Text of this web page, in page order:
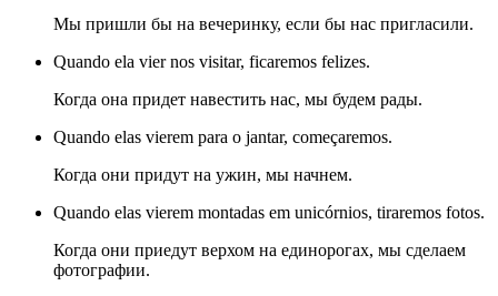
Мы пришли бы на вечеринку, если бы нас пригласили.
Quando ela vier nos visitar, ficaremos felizes.
Когда она придет навестить нас, мы будем рады.
Quando elas vierem para o jantar, começaremos.
Когда они придут на ужин, мы начнем.
Quando elas vierem montadas em unicórnios, tiraremos fotos.
Когда они приедут верхом на единорогах, мы сделаем
фотографии.